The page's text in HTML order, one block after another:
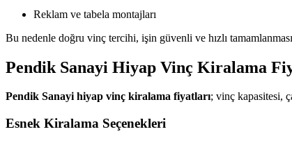
Reklam ve tabela montajları
Bu nedenle doğru vinç tercihi, işin güvenli ve hızlı
Pendik Sanayi Hiyap Vinç Kiralama
Pendik Sanayi hiyap vinç kiralama fiyatları; vinç kapasitesi,
Esnek Kiralama Seçenekleri